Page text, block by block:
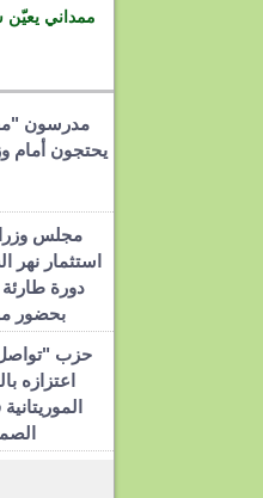
ممداني
مدرسون
يحتجون أمام
مجلس
استثمار نهر
دورة
بحضور
حزب
اعتزازه